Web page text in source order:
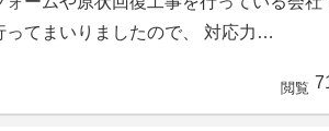
ってまいりましたので、 対応力…
閲覧